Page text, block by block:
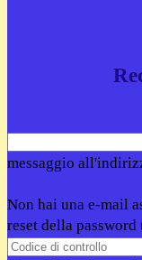
messaggio
Non hai una e-mail
reset della password